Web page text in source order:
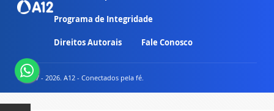
Programa de Integridade
Direitos Autorais Fale Conosco
© 2007 - 2026. A12 - Conectados pela fé.